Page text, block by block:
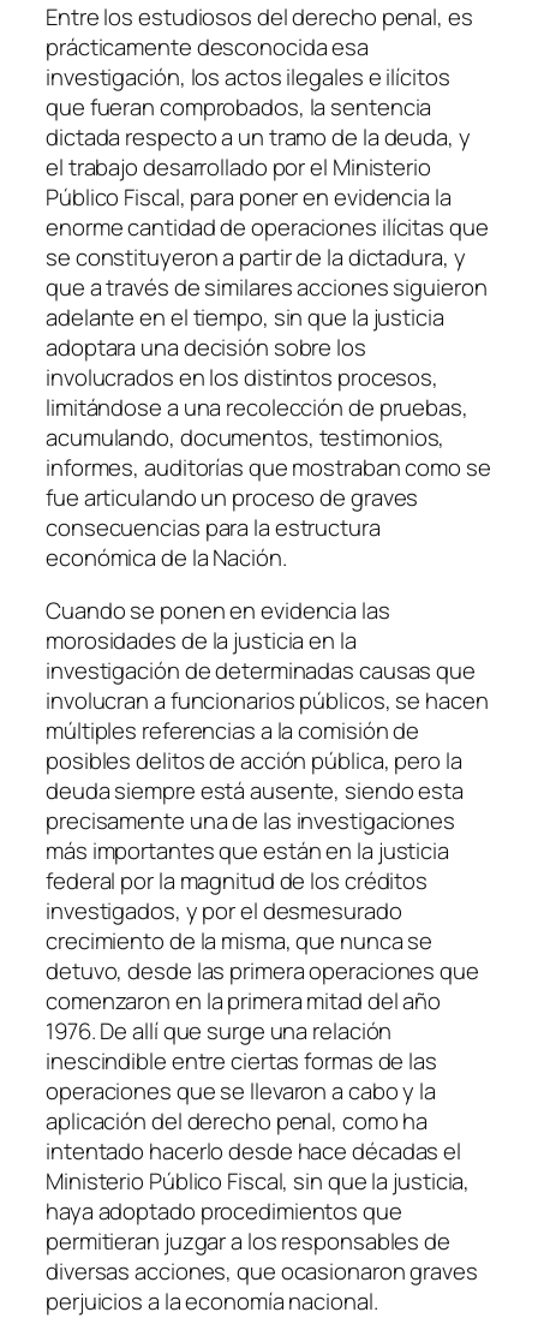
Entre los estudiosos del derecho penal, es
prácticamente desconocida esa
investigación, los actos ilegales e ilícitos
que fueran comprobados, la sentencia
dictada respecto a un tramo de la deuda, y
el trabajo desarrollado por el Ministerio
Público Fiscal, para poner en evidencia la
enorme cantidad de operaciones ilícitas que
se constituyeron a partir de la dictadura, y
que a través de similares acciones siguieron
adelante en el tiempo, sin que la justicia
adoptara una decisión sobre los
involucrados en los distintos procesos,
limitándose a una recolección de pruebas,
acumulando, documentos, testimonios,
informes, auditorías que mostraban como se
fue articulando un proceso de graves
consecuencias para la estructura
económica de la Nación.
Cuando se ponen en evidencia las
morosidades de la justicia en la
investigación de determinadas causas que
involucran a funcionarios públicos, se hacen
múltiples referencias a la comisión de
posibles delitos de acción pública, pero la
deuda siempre está ausente, siendo esta
precisamente una de las investigaciones
más importantes que están en la justicia
federal por la magnitud de los créditos
investigados, y por el desmesurado
crecimiento de la misma, que nunca se
detuvo, desde las primera operaciones que
comenzaron en la primera mitad del año
1976. De allí que surge una relación
inescindible entre ciertas formas de las
operaciones que se llevaron a cabo y la
aplicación del derecho penal, como ha
intentado hacerlo desde hace décadas el
Ministerio Público Fiscal, sin que la justicia,
haya adoptado procedimientos que
permitieran juzgar a los responsables de
diversas acciones, que ocasionaron graves
perjuicios a la economía nacional.